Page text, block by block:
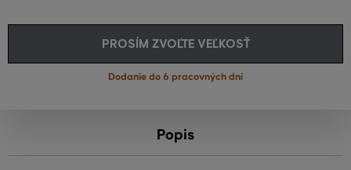
PROSÍM ZVOĽTE VEĽKOSŤ
Dodanie do 6 pracovných dní
Popis